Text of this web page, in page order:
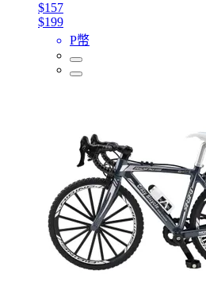
$157
$199
P幣